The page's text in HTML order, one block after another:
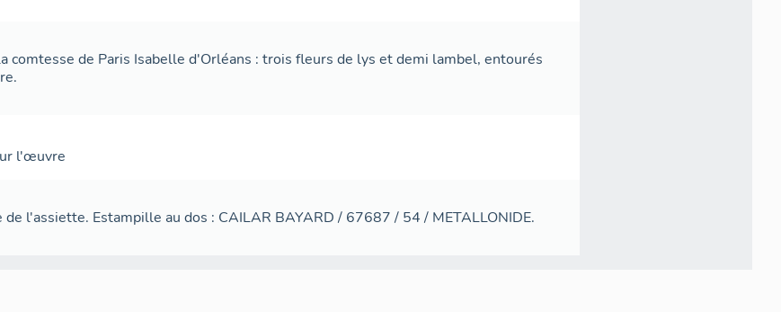
comtesse de Paris Isabelle d'Orléans : trois fleurs de lys et demi lambel, entourés
l'œuvre
l'assiette. Estampille au dos : CAILAR BAYARD / 67687 / 54 / METALLONIDE.